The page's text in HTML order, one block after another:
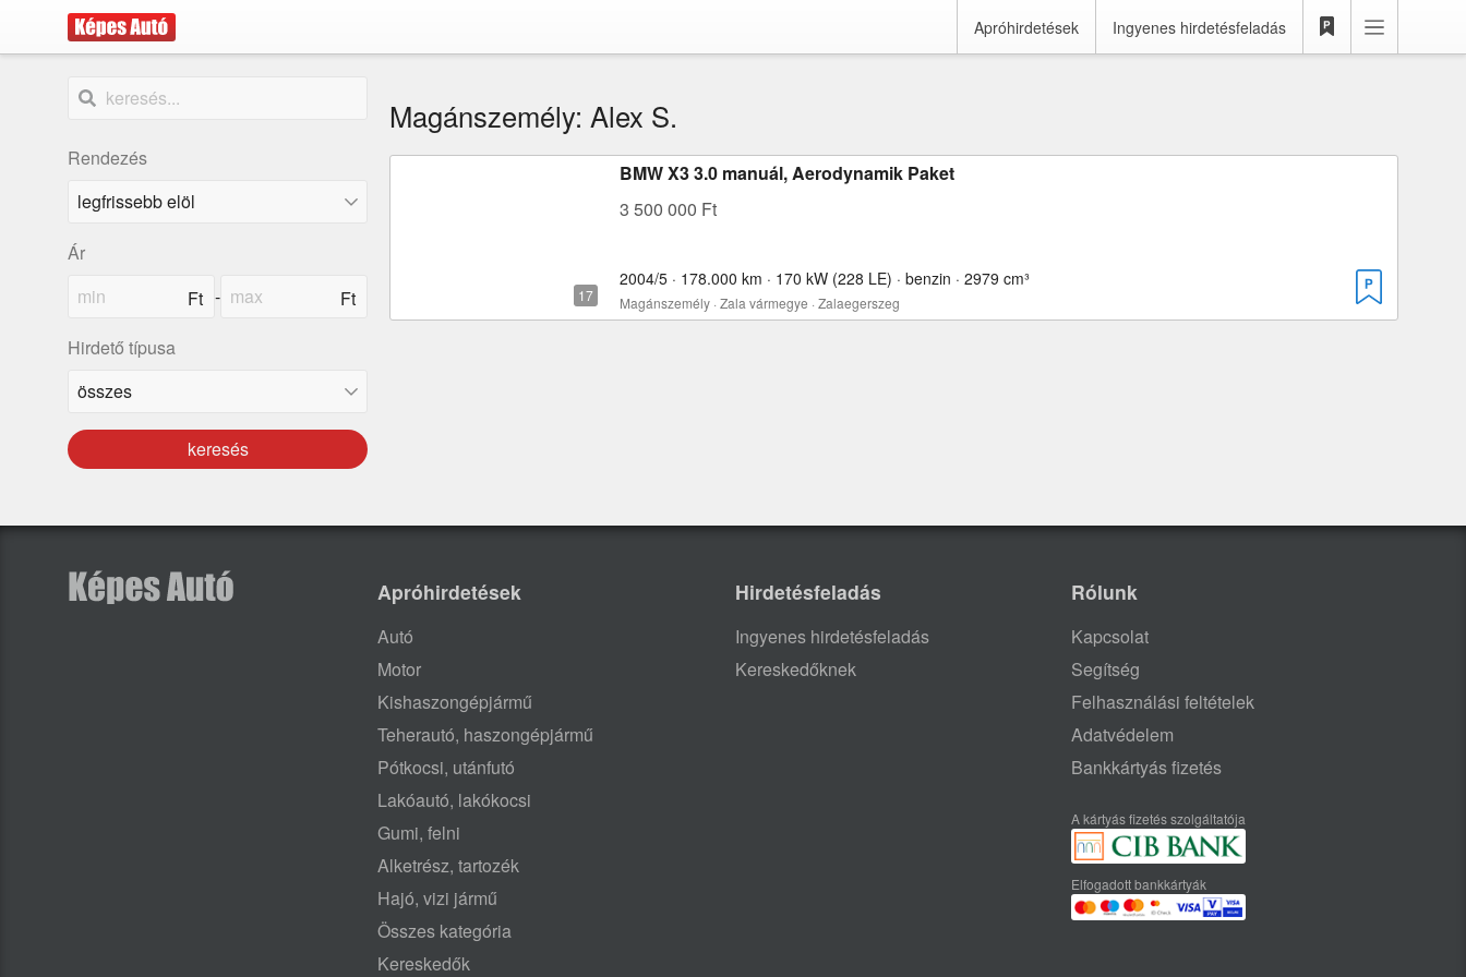
Apróhirdetések Ingyenes hirdetésfeladás
Rendezés
Ár
-
Hirdető típusa
keresés
Magánszemély: Alex S.
BMW X3 3.0 manuál, Aerodynamik Paket
3 500 000 Ft
2004/5 · 178.000 km · 170 kW (228 LE) · benzin · 2979 cm³
Magánszemély · Zala vármegye · Zalaegerszeg
Apróhirdetések
Autó
Motor
Kishaszongépjármű
Teherautó, haszongépjármű
Pótkocsi, utánfutó
Lakóautó, lakókocsi
Gumi, felni
Alketrész, tartozék
Hajó, vizi jármű
Összes kategória
Kereskedők
Hirdetésfeladás
Ingyenes hirdetésfeladás
Kereskedőknek
Rólunk
Kapcsolat
Segítség
Felhasználási feltételek
Adatvédelem
Bankkártyás fizetés
A kártyás fizetés szolgáltatója
Elfogadott bankkártyák